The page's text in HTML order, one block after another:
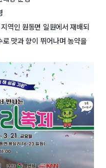
역인 원동면 일원에서 재배되
맛과 향이 뛰어나며 농약을